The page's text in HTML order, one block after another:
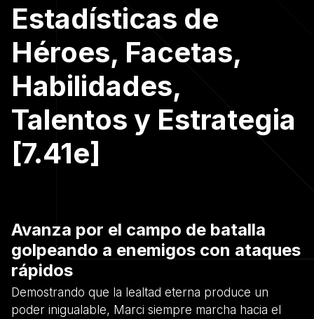
Estadísticas de
Héroes, Facetas,
Habilidades,
Talentos y Estrategia
[7.41e]
Avanza por el campo de batalla
golpeando a enemigos con ataques
rápidos
Demostrando que la lealtad eterna produce un
poder inigualable, Marci siempre marcha hacia el